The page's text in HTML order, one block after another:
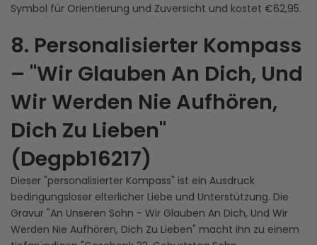
Symbol für Orientierung und Zuversicht und kostet €62,95.
8. Personalisierter Kompass
– "Wir Glauben An Dich, Und
Wir Werden Nie Aufhören,
Dich Zu Lieben"
(Degpb16217)
Dieser "personalisierter Kompass" ist ein Ausdruck
bedingungsloser elterlicher Liebe und Unterstützung. Die
Gravur "An Unseren Sohn - Wir Glauben An Dich, Und Wir
Werden Nie Aufhören, Dich Zu Lieben" macht ihn zu einem